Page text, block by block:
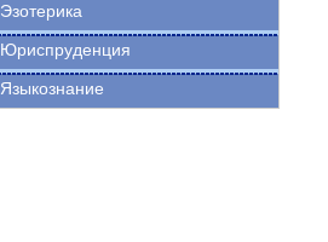
Эзотерика
Юриспруденция
Языкознание